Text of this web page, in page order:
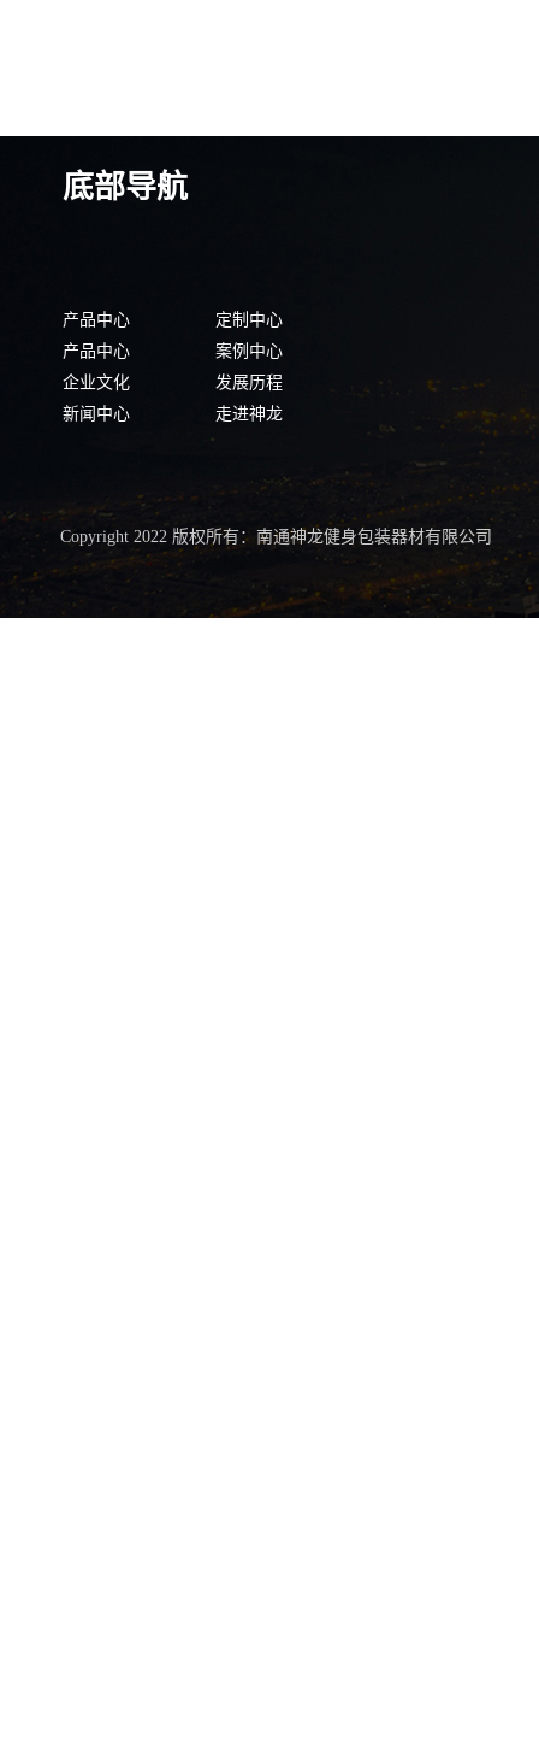
底部导航
产品中心
定制中心
产品中心
案例中心
企业文化
发展历程
新闻中心
走进神龙
Copyright 2022 版权所有：南通神龙健身包装器材有限公司